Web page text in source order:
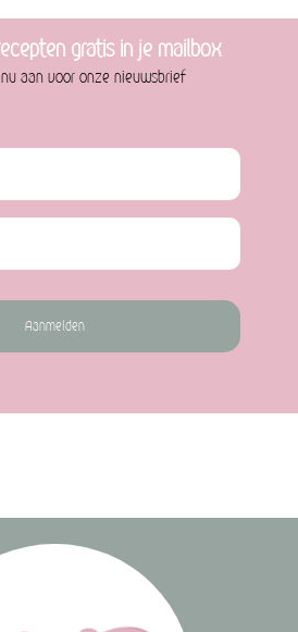
gratis in je mailbox
aan voor onze nieuwsbrief
Aanmelden